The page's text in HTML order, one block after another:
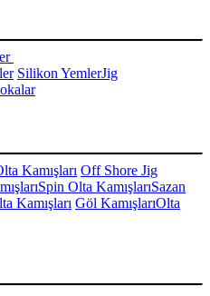
Silikon YemlerJig
Kamışları Off Shore Jig
Spin Olta KamışlarıSazan
Kamışları Göl KamışlarıOlta